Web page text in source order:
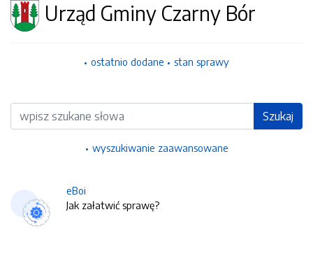
Urząd Gminy Czarny Bór
ostatnio dodane stan sprawy
Wyszukiwarka Szukaj
wyszukiwanie zaawansowane
eBoi
Jak załatwić sprawę?